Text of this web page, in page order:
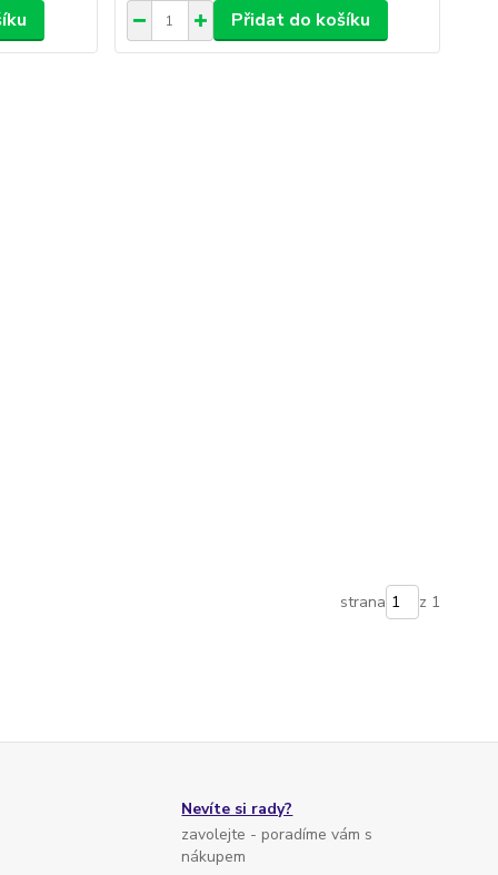
Přidat do košíku
strana z 1
Nevíte si rady?
zavolejte - poradíme vám s
nákupem